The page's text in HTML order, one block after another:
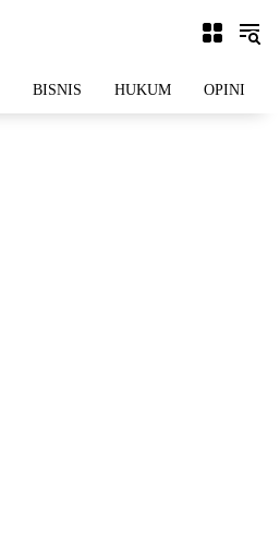
BISNIS HUKUM OPINI